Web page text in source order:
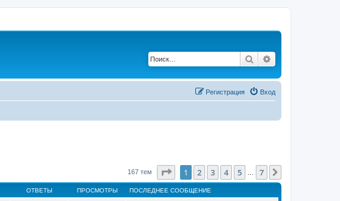
Поиск
Вход
Регистрация
167 тем Страница1 из
1 2 3 4 5 7
ОТВЕТЫ ПРОСМОТРЫ ПОСЛЕДНЕЕ СООБЩЕНИЕ